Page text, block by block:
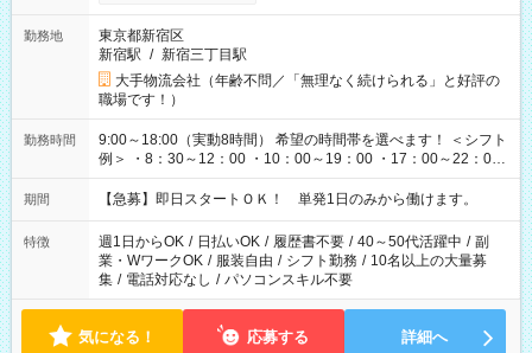
勤務地
東京都新宿区
新宿駅 / 新宿三丁目駅
大手物流会社（年齢不問／「無理なく続けられる」と好評の
職場です！）
勤務時間
9:00～18:00（実動8時間） 希望の時間帯を選べます！ ＜シフト
例＞ ・8：30～12：00 ・10：00～19：00 ・17：00～22：00
・13：00～22：00 ・22：00～翌6：00 など
期間 【急募】即日スタートＯＫ！ 単発1日のみから働けます。
特徴 週1日からOK / 日払いOK / 履歴書不要 / 40～50代活躍中 / 副
業・WワークOK / 服装自由 / シフト勤務 / 10名以上の大量募
集 / 電話対応なし / パソコンスキル不要
気になる！ 応募する 詳細へ